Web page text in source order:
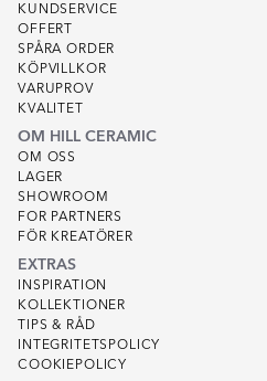
KUNDSERVICE
OFFERT
SPÅRA ORDER
KÖPVILLKOR
VARUPROV
KVALITET
OM HILL CERAMIC
OM OSS
LAGER
SHOWROOM
FOR PARTNERS
FÖR KREATÖRER
EXTRAS
INSPIRATION
KOLLEKTIONER
TIPS & RÅD
INTEGRITETSPOLICY
COOKIEPOLICY